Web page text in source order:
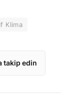
Klima
takip edin